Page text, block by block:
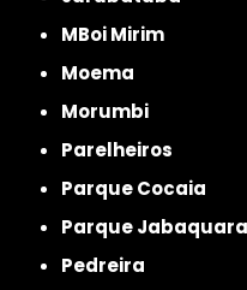
MBoi Mirim
Moema
Morumbi
Parelheiros
Parque Cocaia
Parque Jabaquara
Pedreira